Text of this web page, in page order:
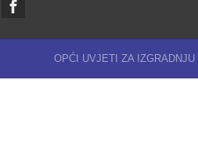
OPĆI UVJETI ZA